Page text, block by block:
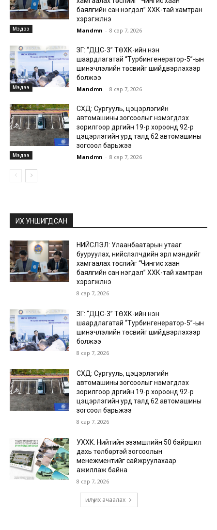
Мэдээ
баялгийн сан нэгдэл” ХХК-тай хамтран
хэрэгжүүлнэ
Mandmn - 8 сар 7, 2026
Мэдээ
ЗГ: “ДЦС-3” ТӨХК-ийн нэн
шаардлагатай “Турбингенератор-5”-ын
шинэчлэлийн төсвийг шийдвэрлэхээр
болжээ
Mandmn - 8 сар 7, 2026
Мэдээ
СХД: Сургууль, цэцэрлэгийн
автомашины зогсоолыг нэмэгдүүлэх
зорилгоор дүүргийн 19-р хороонд 92-р
цэцэрлэгийн урд талд 62 автомашины
зогсоол барьжээ
Mandmn - 8 сар 7, 2026
ИХ УНШИГДСАН
НИЙСЛЭЛ: Улаанбаатарын утааг
бууруулах, нийслэлчүүдийн эрүүл мэндийг
хамгаалах төслийг “Чингис хаан
баялгийн сан нэгдэл” ХХК-тай хамтран
хэрэгжүүлнэ
8 сар 7, 2026
ЗГ: “ДЦС-3” ТӨХК-ийн нэн
шаардлагатай “Турбингенератор-5”-ын
шинэчлэлийн төсвийг шийдвэрлэхээр
болжээ
8 сар 7, 2026
СХД: Сургууль, цэцэрлэгийн
автомашины зогсоолыг нэмэгдүүлэх
зорилгоор дүүргийн 19-р хороонд 92-р
цэцэрлэгийн урд талд 62 автомашины
зогсоол барьжээ
8 сар 7, 2026
УХХК: Нийтийн эзэмшлийн 50 байршил
дахь төлбөртэй зогсоолын
менежментийг сайжруулахаар
ажиллаж байна
8 сар 7, 2026
илүү их ачаалах